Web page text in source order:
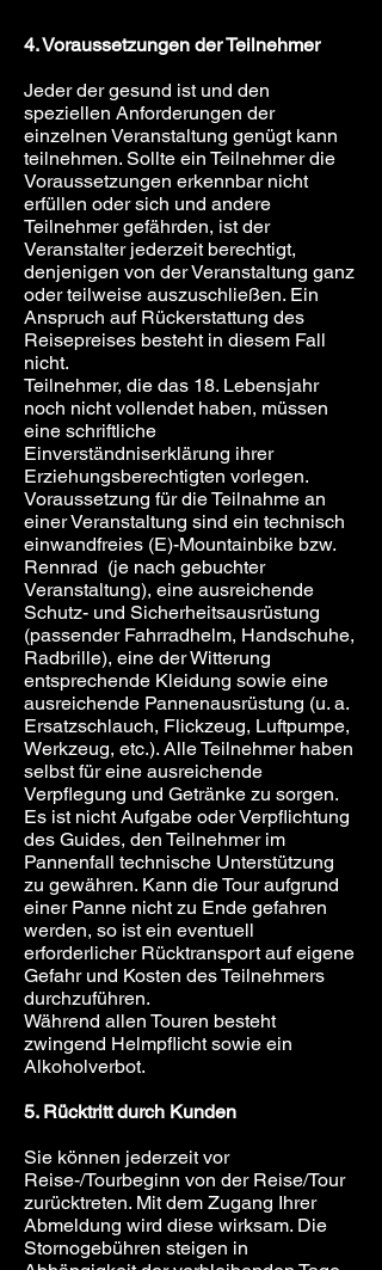
4. Voraussetzungen der Teilnehmer
Jeder der gesund ist und den
speziellen Anforderungen der
einzelnen Veranstaltung genügt kann
teilnehmen. Sollte ein Teilnehmer die
Voraussetzungen erkennbar nicht
erfüllen oder sich und andere
Teilnehmer gefährden, ist der
Veranstalter jederzeit berechtigt,
denjenigen von der Veranstaltung ganz
oder teilweise auszuschließen. Ein
Anspruch auf Rückerstattung des
Reisepreises besteht in diesem Fall
nicht.
Teilnehmer, die das 18. Lebensjahr
noch nicht vollendet haben, müssen
eine schriftliche
Einverständniserklärung ihrer
Erziehungsberechtigten vorlegen.
Voraussetzung für die Teilnahme an
einer Veranstaltung sind ein technisch
einwandfreies (E)-Mountainbike bzw.
Rennrad (je nach gebuchter
Veranstaltung), eine ausreichende
Schutz- und Sicherheitsausrüstung
(passender Fahrradhelm, Handschuhe,
Radbrille), eine der Witterung
entsprechende Kleidung sowie eine
ausreichende Pannenausrüstung (u. a.
Ersatzschlauch, Flickzeug, Luftpumpe,
Werkzeug, etc.). Alle Teilnehmer haben
selbst für eine ausreichende
Verpflegung und Getränke zu sorgen.
Es ist nicht Aufgabe oder Verpflichtung
des Guides, den Teilnehmer im
Pannenfall technische Unterstützung
zu gewähren. Kann die Tour aufgrund
einer Panne nicht zu Ende gefahren
werden, so ist ein eventuell
erforderlicher Rücktransport auf eigene
Gefahr und Kosten des Teilnehmers
durchzuführen.
Während allen Touren besteht
zwingend Helmpflicht sowie ein
Alkoholverbot.
5. Rücktritt durch Kunden
Sie können jederzeit vor
Reise-/Tourbeginn von der Reise/Tour
zurücktreten. Mit dem Zugang Ihrer
Abmeldung wird diese wirksam. Die
Stornogebühren steigen in